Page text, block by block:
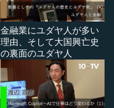
金融業にユダヤ人が多い
理由、そして大国興亡史
の裏面のユダヤ人